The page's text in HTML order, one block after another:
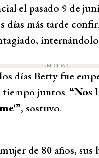
el pasado 9 de
días más tarde
PUBLICIDAD
días Betty fue
tiempo juntos. “Nos
, sostuvo.
de 80 años,